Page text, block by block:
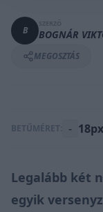
B BOGNÁR
MEGOSZTÁS
BETŰMÉRET: - 18px
Legalább két
egyik